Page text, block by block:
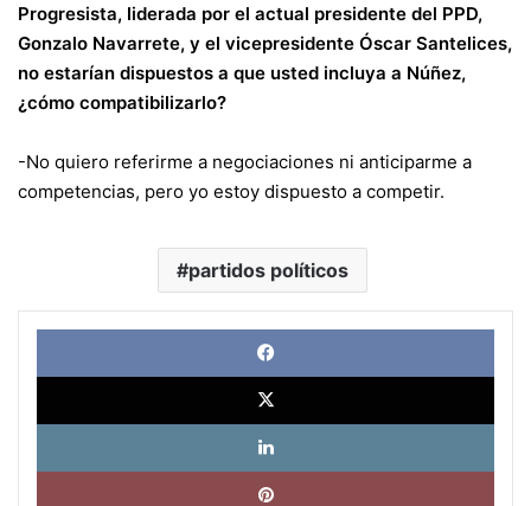
Progresista, liderada por el actual presidente del PPD,
Gonzalo Navarrete, y el vicepresidente Óscar Santelices,
no estarían dispuestos a que usted incluya a Núñez,
¿cómo compatibilizarlo?
-No quiero referirme a negociaciones ni anticiparme a
competencias, pero yo estoy dispuesto a competir.
partidos políticos
X